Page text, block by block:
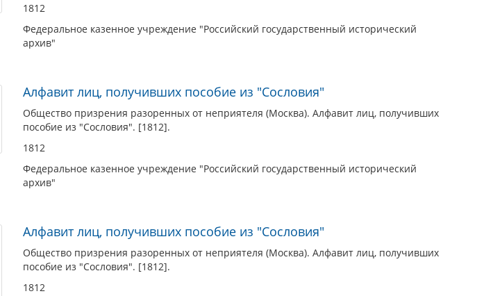
1812
Федеральное казенное учреждение "Российский государственный исторический
архив"
Алфавит лиц, получивших пособие из "Сословия"
Общество призрения разоренных от неприятеля (Москва). Алфавит лиц, получивших
пособие из "Сословия". [1812].
1812
Федеральное казенное учреждение "Российский государственный исторический
архив"
Алфавит лиц, получивших пособие из "Сословия"
Общество призрения разоренных от неприятеля (Москва). Алфавит лиц, получивших
пособие из "Сословия". [1812].
1812